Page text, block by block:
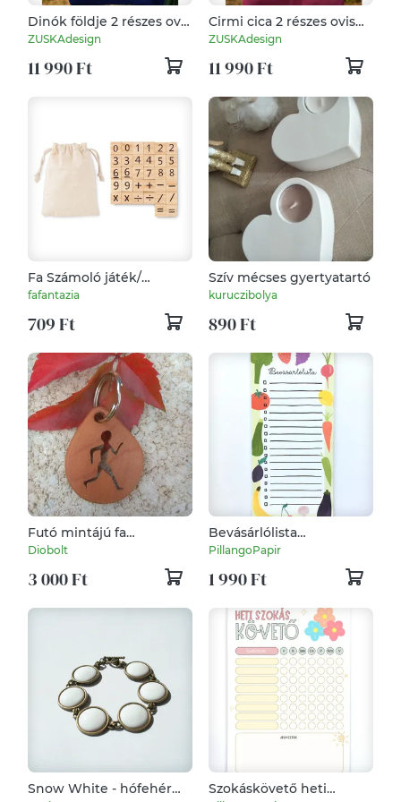
Dinók földje 2 részes ovis
zsák szett
ZUSKAdesign
11 990 Ft
Cirmi cica 2 részes ovis
zsák szett
ZUSKAdesign
11 990 Ft
Fa Számoló játék/
MO6398-13
fafantazia
709 Ft
Szív mécses gyertyatartó
kuruczibolya
890 Ft
Futó mintájú fa
kulcstartó
Diobolt
3 000 Ft
Bevásárlólista
jegyzettömb
PillangoPapir
1 990 Ft
Snow White - hófehér
Szokáskövető heti